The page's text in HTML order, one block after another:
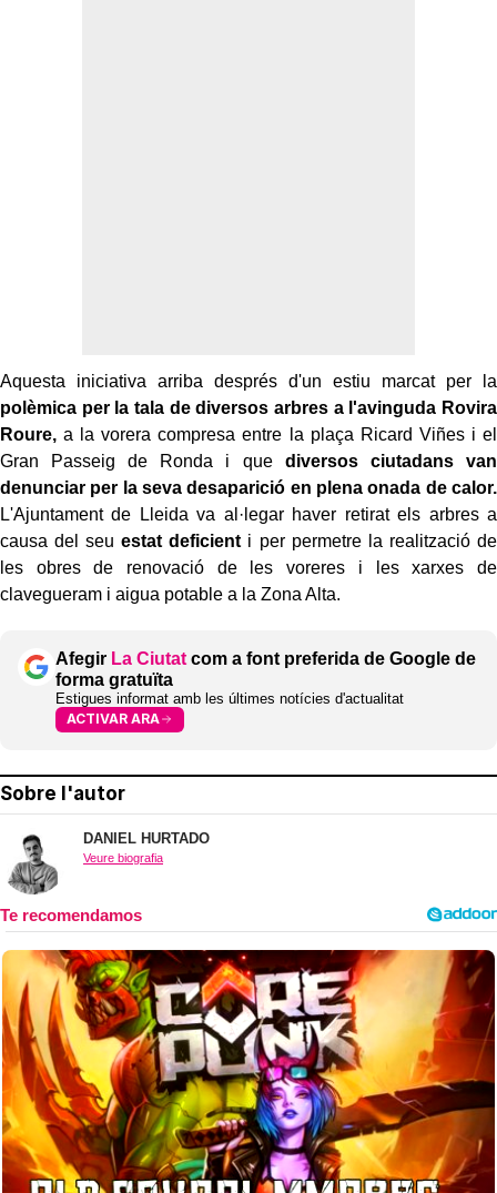
Aquesta iniciativa arriba després d'un estiu marcat per la
polèmica per la tala de diversos arbres a l'avinguda Rovira
Roure, a la vorera compresa entre la plaça Ricard Viñes i el
Gran Passeig de Ronda i que diversos ciutadans van
denunciar per la seva desaparició en plena onada de calor.
L'Ajuntament de Lleida va al·legar haver retirat els arbres a
causa del seuestat deficient i per permetre la realització de
les obres de renovació de les voreres i les xarxes de
clavegueram i aigua potable a la Zona Alta.
Afegir La Ciutat com a font preferida de Google de
forma gratuïta
Estigues informat amb les últimes notícies d'actualitat
ACTIVAR ARA
Sobre l'autor
DANIEL HURTADO
Veure biografia